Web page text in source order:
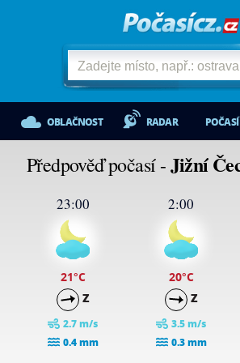
OBLAČNOST RADAR
Předpověď počasí -Jižní
23:00
21°C
Z
2.7 m/s
0.4 mm
2:00
20°C
Z
3.5 m/s
0.3 mm